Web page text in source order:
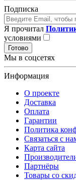
Подписка
Я прочитал
условиями
Готово
Мы в соцсетях
Информация
О проекте
Доставка
Оплата
Гарантии
Политика
Связаться с
Карта сайта
Партнёры
Товары со